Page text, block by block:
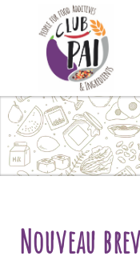
Skip to content
Nouveau